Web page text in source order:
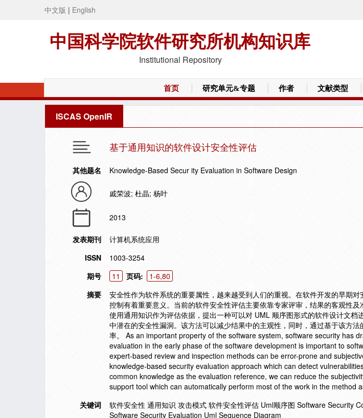
中文版 | English
中国科学院软件研究所机构知识库
Institutional Repository
首页 研究单元&专题 作者 文献类型
ISCAS OpenIR
基于通用知识的软件设计安全性评估
其他题名 Knowledge-Based Secur ity Evaluation in Software Design
戚荣波; 杜晶; 杨叶
2013
发表期刊
计算机系统应用
ISSN
1003-3254
期号
11 页码:
1-6,80
摘要
安全性作为软件系统的重要属性，越来越受到人们的重视。在软件开发的早期
控制有着重要意义。当前的软件安全性评估主要依靠专家评审，结果的客观性
使用通用知识作为评估依据，提出一种可以对 UML 顺序图形式的软件设计文档
中潜在的安全性漏洞。该方法可以减少结果中的主观性，同时，通过基于该方
率。 As an important property of the software system, software security has
evaluation in the early phase of the software development is important to
expert-based review and inspection methods can be error-prone and
knowledge-based security evaluation approach which can detect
common knowledge as the evaluation reference, we can reduce the
support tool which can automatically perform most of the work in the method
关键词
软件安全性 通用知识 攻击模式 软件安全性评估 Uml顺序图 Software Security
Software Security Evaluation Uml Sequence Diagram